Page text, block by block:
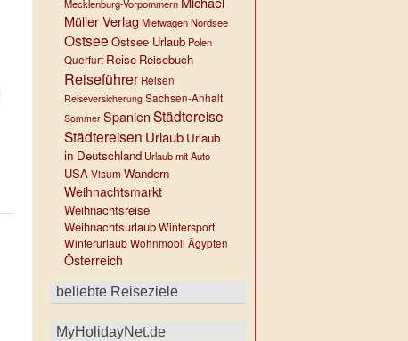
Mecklenburg-Vorpommern
Müller VerlagMietwagenNordsee
Ostsee Ostsee Urlaub Polen
Querfurt Reise Reisebuch
Reiseführer Reisen
Reiseversicherung Sachsen-Anhalt
Sommer Spanien Städtereise
Städtereisen Urlaub Urlaub
in Deutschland Urlaub mit Auto
USAVisum Wandern
Weihnachtsmarkt
Weihnachtsreise
WeihnachtsurlaubWintersport
WinterurlaubWohnmobil Ägypten
Österreich
beliebte Reiseziele
MyHolidayNet.de